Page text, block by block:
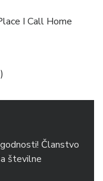
I Call Home
Članstvo
številne